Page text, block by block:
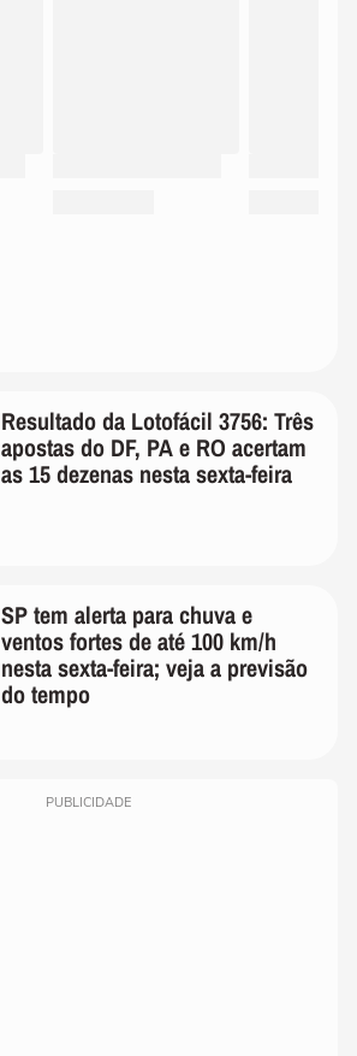
Resultado da Lotofácil 3756: Três
apostas do DF, PA e RO acertam
as 15 dezenas nesta sexta-feira
SP tem alerta para chuva e
ventos fortes de até 100 km/h
nesta sexta-feira; veja a previsão
do tempo
PUBLICIDADE